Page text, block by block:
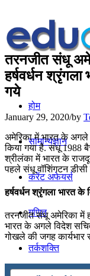
होम
सामान्यज्ञान
करेंट अफेयर्स
गणित
तर्कशक्ति
तरनजीत संधू
हर्षवर्धन
गये
January 29, 2020/by
अमेरिका में भारत के
किया गया है. संधू 1988
श्रीलंका में भारत के
पहले संधू वॉशिंगटन
हर्षवर्धन श्रृंगला भारत
तरनजीत संधू अमेरिका में
भारत के अगले विदेश
गोखले की जगह कार्यभार